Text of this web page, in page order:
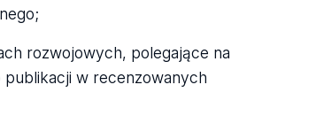
rozwojowych, polegające na
publikacji w recenzowanych